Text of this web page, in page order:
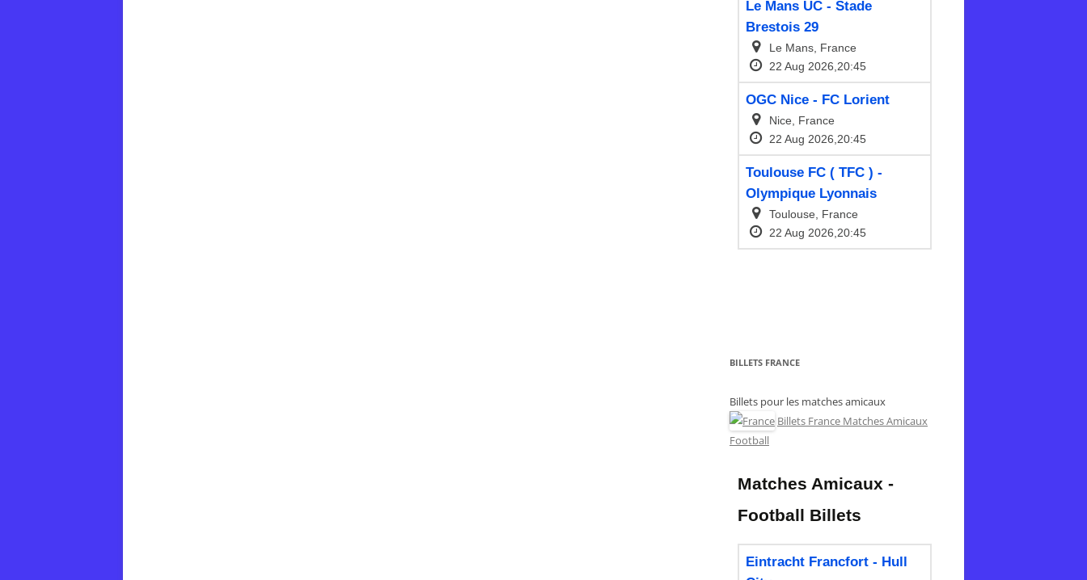
BILLETS FRANCE
Billets pour les matches amicaux
Billets France Matches Amicaux
Football